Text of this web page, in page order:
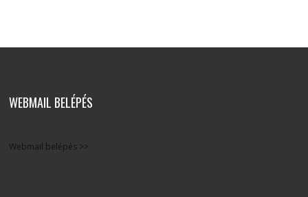
WEBMAIL BELÉPÉS
Webmail belépés >>